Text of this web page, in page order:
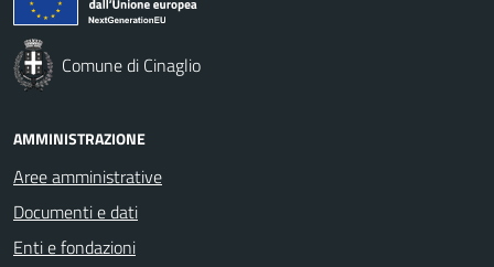
Comune di Cinaglio
AMMINISTRAZIONE
Aree amministrative
Documenti e dati
Enti e fondazioni